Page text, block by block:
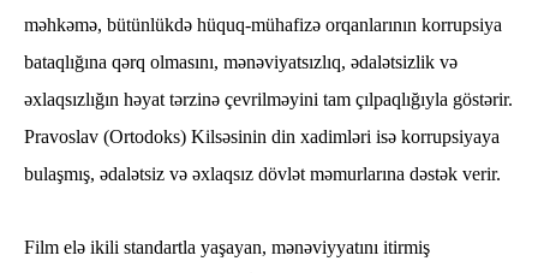
məhkəmə, bütünlükdə hüquq-mühafizə orqanlarının korrupsiya
bataqlığına qərq olmasını, mənəviyatsızlıq, ədalətsizlik və
əxlaqsızlığın həyat tərzinə çevrilməyini tam çılpaqlığıyla göstərir.
Pravoslav (Ortodoks) Kilsəsinin din xadimləri isə korrupsiyaya
bulaşmış, ədalətsiz və əxlaqsız dövlət məmurlarına dəstək verir.
Film elə ikili standartla yaşayan, mənəviyyatını itirmiş